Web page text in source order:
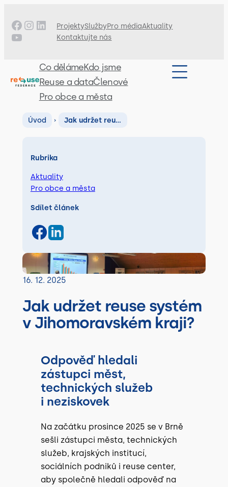
Facebook
Instagram
LinkedIn
YouTube
ProjektySlužbyPro médiaAktuality
Kontaktujte nás
Co dělámeKdo jsme
Reuse a dataČlenové
Pro obce a města
Úvod › Jak udržet reu…
Rubrika
Aktuality
Pro obce a města
Sdílet článek
16. 12. 2025
Jak udržet reuse systém
v Jihomoravském kraji?
Odpověď hledali
zástupci měst,
technických služeb
i neziskovek
Na začátku prosince 2025 se v Brně
sešli zástupci města, technických
služeb, krajských institucí,
sociálních podniků i reuse center,
aby společně hledali odpověď na